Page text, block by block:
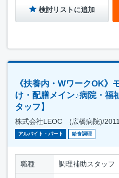
検討リストに追加
《扶養内・WワークOK
け・配膳メイン♪病院・福
タッフ】
株式会社LEOC (広橋病院)/
アルバイト・パート 給食調理
職種 調理補助スタッフ